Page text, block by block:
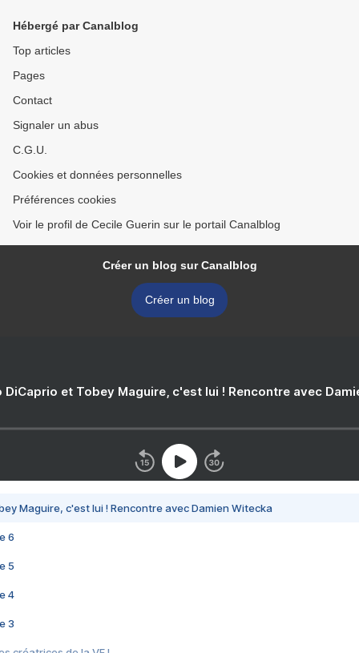
Hébergé par Canalblog
Top articles
Pages
Contact
Signaler un abus
C.G.U.
Cookies et données personnelles
Préférences cookies
Voir le profil de Cecile Guerin sur le portail Canalblog
Créer un blog sur Canalblog
Créer un blog
DiCaprio et Tobey Maguire, c'est lui ! Rencontre avec
Maguire, c'est lui ! Rencontre avec Damien Witecka
6
5
4
3